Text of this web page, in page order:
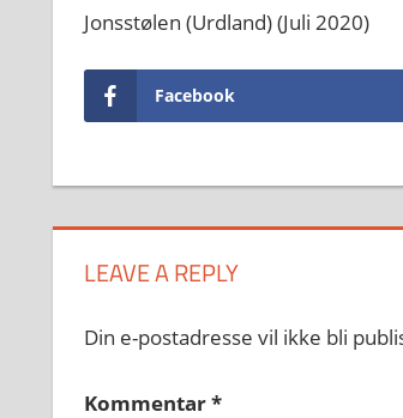
Jonsstølen (Urdland) (Juli 2020)
Facebook
LEAVE A REPLY
Din e-postadresse vil ikke bli
Kommentar*